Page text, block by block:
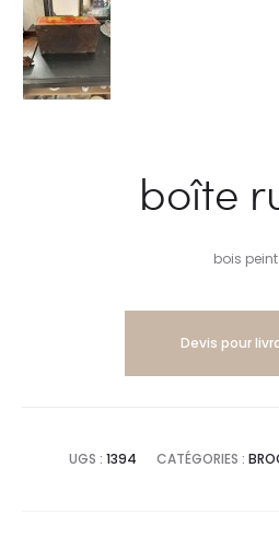
boîte
bois peint
Devis pour
UGS : 1394 CATÉGORIES :